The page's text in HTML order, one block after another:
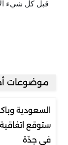
قبل كل شيء
موضوعات
السعودية
ستوقع
في جدّة